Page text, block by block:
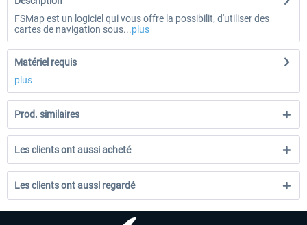
FSMap est un logiciel qui vous offre la possibilit‚ d'utiliser des
cartes de navigation sous...plus
Matériel requis
plus
Prod. similaires
Les clients ont aussi acheté
Les clients ont aussi regardé